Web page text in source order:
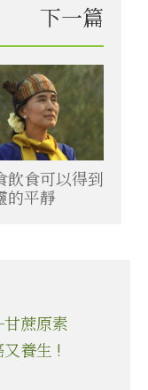
下一篇
飲食可以得到
的平靜
蔗原素
養生 !